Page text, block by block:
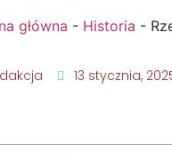
główna - Historia -
13 stycznia,